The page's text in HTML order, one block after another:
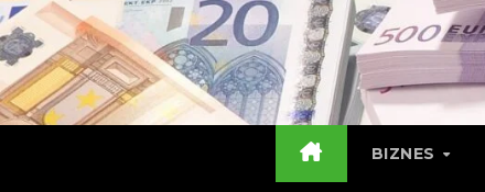
Skip
to
content
BIZNES